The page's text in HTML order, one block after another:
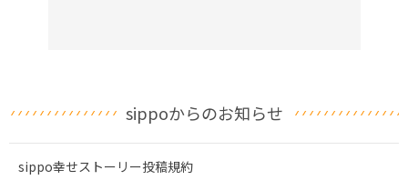
sippoからのお知らせ
sippo幸せストーリー投稿規約